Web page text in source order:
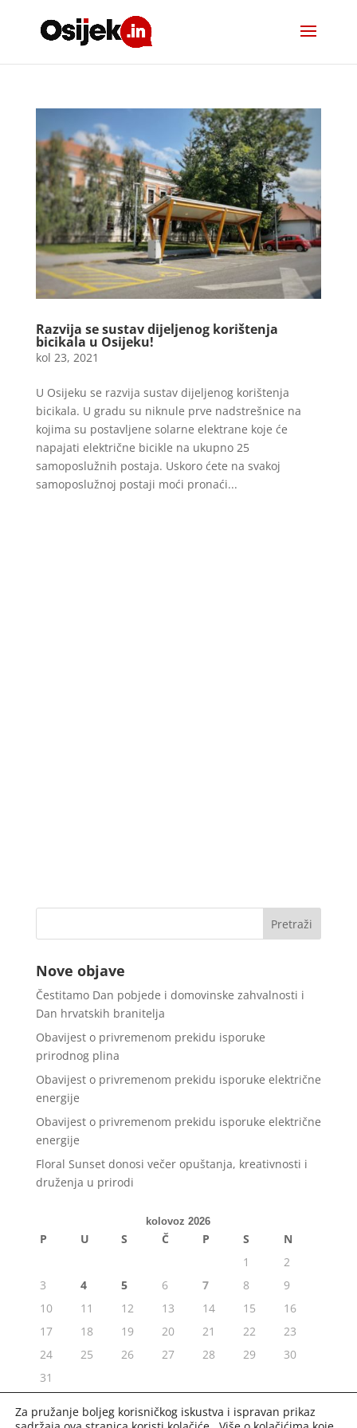
Razvija se sustav dijeljenog korištenja
bicikala u Osijeku!
kol 23, 2021
U Osijeku se razvija sustav dijeljenog korištenja
bicikala. U gradu su niknule prve nadstrešnice na
kojima su postavljene solarne elektrane koje će
napajati električne bicikle na ukupno 25
samoposlužnih postaja. Uskoro ćete na svakoj
samoposlužnoj postaji moći pronaći...
Nove objave
Čestitamo Dan pobjede i domovinske zahvalnosti i
Dan hrvatskih branitelja
Obavijest o privremenom prekidu isporuke
prirodnog plina
Obavijest o privremenom prekidu isporuke električne
energije
Obavijest o privremenom prekidu isporuke električne
energije
Floral Sunset donosi večer opuštanja, kreativnosti i
druženja u prirodi
kolovoz 2026
P U S Č P S
N
1
2
3
4 5 6 7 8
9
10
11 12 13 14 15
16
17
18 19 20 21 22
23
24
25 26 27 28 29
30
31
« srp
Za pružanje boljeg korisničkog iskustva i ispravan prikaz